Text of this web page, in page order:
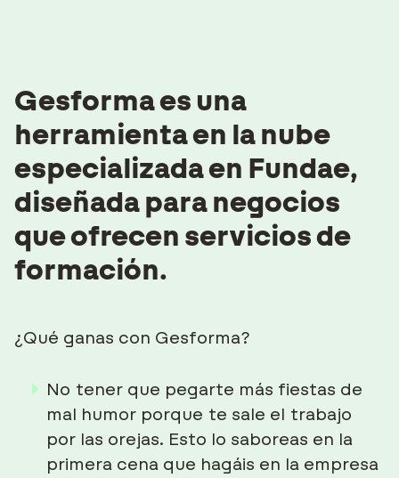
Gesforma es una
herramienta en la nube
especializada en Fundae,
diseñada para negocios
que ofrecen servicios de
formación.
¿Qué ganas con Gesforma?
No tener que pegarte más fiestas de
mal humor porque te sale el trabajo
por las orejas. Esto lo saboreas en la
primera cena que hagáis en la empresa